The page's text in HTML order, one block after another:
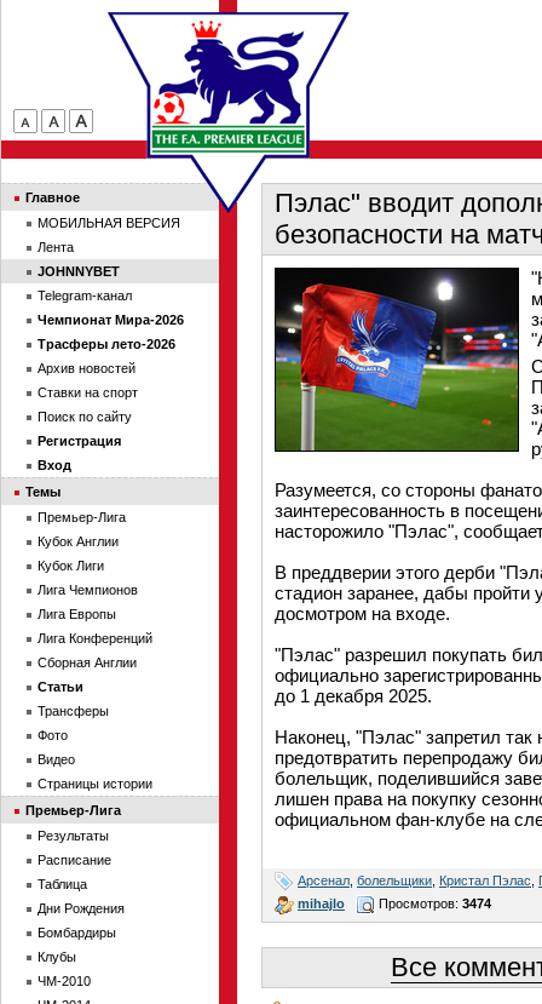
Пэлас" вводит
безопасности на
Разумеется, со стороны
заинтересованность в
насторожило "Пэлас",
В преддверии этого дерби
стадион заранее, дабы пройти
досмотром на входе.
"Пэлас" разрешил покупать
официально
до 1 декабря 2025.
Наконец, "Пэлас" запретил
предотвратить перепродажу
болельщик, поделившийся
лишен права на покупку
официальном фан-клубе на
Арсенал болельщики Кристал Пэлас
mihajlo
Просмотров: 3474
Все
Главное
МОБИЛЬНАЯ ВЕРСИЯ
Лента
JOHNNYBET
Telegram-канал
Чемпионат Мира-2026
Трасферы лето-2026
Архив новостей
Ставки на спорт
Поиск по сайту
Регистрация
Вход
Темы
Премьер-Лига
Кубок Англии
Кубок Лиги
Лига Чемпионов
Лига Европы
Лига Конференций
Сборная Англии
Статьи
Трансферы
Фото
Видео
Страницы истории
Премьер-Лига
Результаты
Расписание
Таблица
Дни Рождения
Бомбардиры
Клубы
ЧМ-2010